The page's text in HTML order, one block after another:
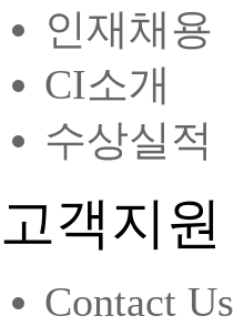
인재채용
CI소개
수상실적
고객지원
Contact Us